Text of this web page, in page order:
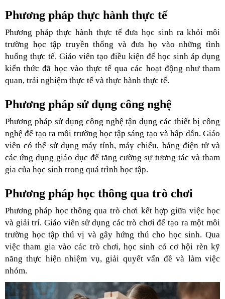
Phương pháp thực hành thực tế
Phương pháp thực hành thực tế đưa học sinh ra khỏi môi
trường học tập truyền thống và đưa họ vào những tình
huống thực tế. Giáo viên tạo điều kiện để học sinh áp dụng
kiến thức đã học vào thực tế qua các hoạt động như tham
quan, trải nghiệm thực tế và thực hành thực tế.
Phương pháp sử dụng công nghệ
Phương pháp sử dụng công nghệ tận dụng các thiết bị công
nghệ để tạo ra môi trường học tập sáng tạo và hấp dẫn. Giáo
viên có thể sử dụng máy tính, máy chiếu, bảng điện tử và
các ứng dụng giáo dục để tăng cường sự tương tác và tham
gia của học sinh trong quá trình học tập.
Phương pháp học thông qua trò chơi
Phương pháp học thông qua trò chơi kết hợp giữa việc học
và giải trí. Giáo viên sử dụng các trò chơi để tạo ra một môi
trường học tập thú vị và gây hứng thú cho học sinh. Qua
việc tham gia vào các trò chơi, học sinh có cơ hội rèn kỹ
năng thực hiện nhiệm vụ, giải quyết vấn đề và làm việc
nhóm.